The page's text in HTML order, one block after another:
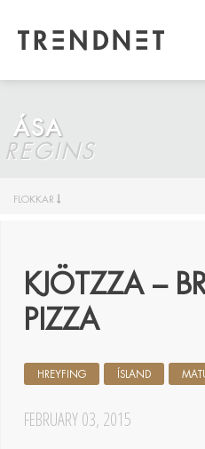
ÁSA
REGINS
FLOKKAR
KJÖTZZA –
PIZZA
FEBRUARY 03, 2015
HREYFING ÍSLAND